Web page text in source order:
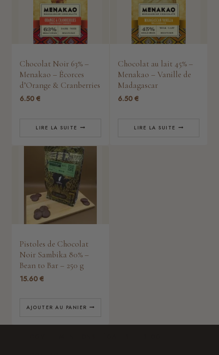
Chocolat Noir 63% –
Menakao – Écorces
d’Orange & Cranberries
6.50 €
LIRE LA SUITE
Chocolat au lait 45% –
Menakao – Vanille de
Madagascar
6.50 €
LIRE LA SUITE
Pistoles de Chocolat
Noir Sambika 80% –
Bean to Bar – 250 g
15.60 €
AJOUTER AU PANIER